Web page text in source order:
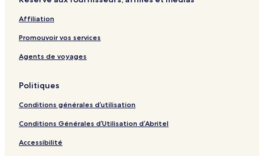
Affiliation
Promouvoir vos services
Agents de voyages
Politiques
Conditions générales d’utilisation
Conditions Générales d’Utilisation d’Abritel
Accessibilité